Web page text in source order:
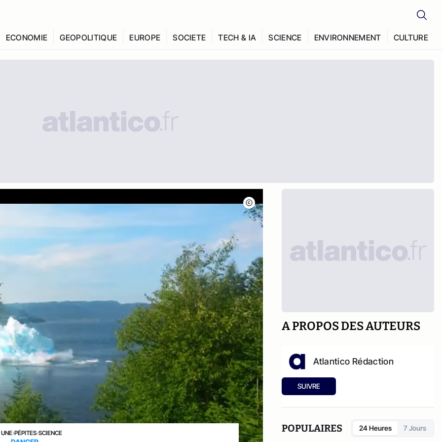
ECONOMIE GEOPOLITIQUE EUROPE SOCIETE TECH & IA SCIENCE ENVIRONNEMENT CULTURE
›PÉPITES›SCIENCE
A PROPOS DES AUTEURS
Atlantico Rédaction
SUIVRE
POPULAIRES 24 Heures 7 Jours